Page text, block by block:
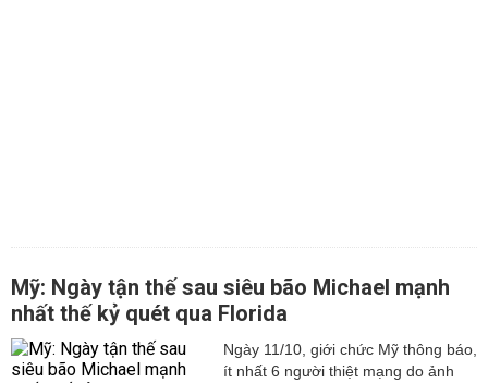
Mỹ: Ngày tận thế sau siêu bão Michael mạnh
nhất thế kỷ quét qua Florida
Ngày 11/10, giới chức Mỹ thông báo,
ít nhất 6 người thiệt mạng do ảnh